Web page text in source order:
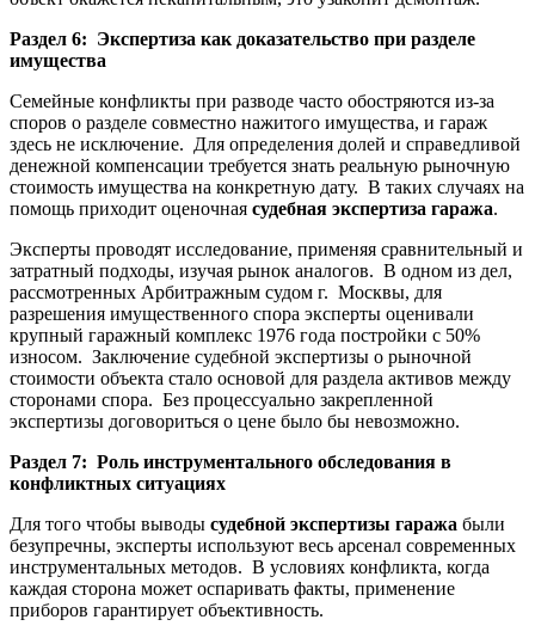
Раздел 6: Экспертиза как доказательство при разделе
имущества
Семейные конфликты при разводе часто обостряются из-за
споров о разделе совместно нажитого имущества, и гараж
здесь не исключение. Для определения долей и справедливой
денежной компенсации требуется знать реальную рыночную
стоимость имущества на конкретную дату. В таких случаях на
помощь приходит оценочная судебная экспертиза гаража.
Эксперты проводят исследование, применяя сравнительный и
затратный подходы, изучая рынок аналогов. В одном из дел,
рассмотренных Арбитражным судом г. Москвы, для
разрешения имущественного спора эксперты оценивали
крупный гаражный комплекс 1976 года постройки с 50%
износом. Заключение судебной экспертизы о рыночной
стоимости объекта стало основой для раздела активов между
сторонами спора. Без процессуально закрепленной
экспертизы договориться о цене было бы невозможно.
Раздел 7: Роль инструментального обследования в
конфликтных ситуациях
Для того чтобы выводы судебной экспертизы гаража были
безупречны, эксперты используют весь арсенал современных
инструментальных методов. В условиях конфликта, когда
каждая сторона может оспаривать факты, применение
приборов гарантирует объективность.